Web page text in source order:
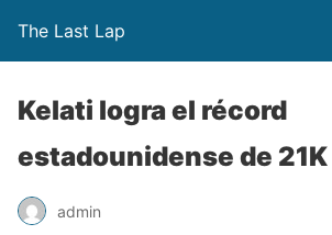
The Last Lap
Kelati logra el récord
estadounidense de 21K
admin